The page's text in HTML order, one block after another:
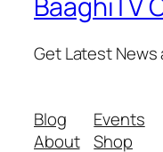
BaaghiTV
Get Latest News
Blog
About
Events
Shop